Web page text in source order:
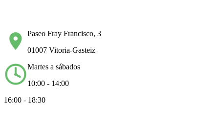
Paseo Fray Francisco, 3
01007 Vitoria-Gasteiz
Martes a sábados
10:00 - 14:00
16:00 - 18:30